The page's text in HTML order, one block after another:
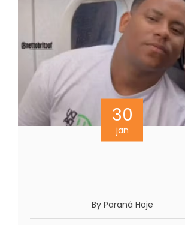
30
jan
By Paraná Hoje